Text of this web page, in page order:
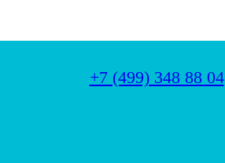
+7 (499) 348 88 04